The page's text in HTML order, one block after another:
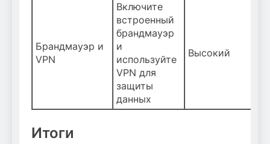
Брандмауэр и
VPN
Включите
встроенный
брандмауэр
и
используйте
VPN для
защиты
данных
Высокий
Итоги